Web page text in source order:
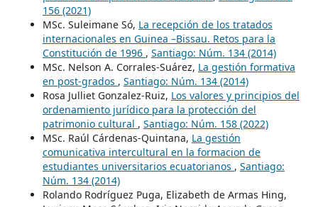
156 (2021)
MSc. Suleimane Só, La recepción de los tratados
internacionales en Guinea –Bissau. Retos para la
Constitución de 1996 , Santiago: Núm. 134 (2014)
MSc. Nelson A. Corrales-Suárez, La gestión formativa
en post-grados , Santiago: Núm. 134 (2014)
Rosa Julliet Gonzalez-Ruiz, Los valores y principios del
ordenamiento jurídico para la protección del
patrimonio cultural , Santiago: Núm. 158 (2022)
MSc. Raúl Cárdenas-Quintana, La gestión
comunicativa intercultural en la formacion de
estudiantes universitarios ecuatorianos , Santiago:
Núm. 134 (2014)
Rolando Rodríguez Puga, Elizabeth de Armas Hing,